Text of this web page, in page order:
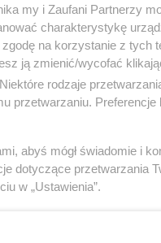
Beata Kapcia,
się
trwa akcja
my i Zaufani Partnerzy
charakterystykę
na korzystanie z tych
ją zmienić/wycofać
rodzaje
przetwarzaniu. Preferencje
abyś mógł świadomie i
dotyczące przetwarzania
w „Ustawienia”.